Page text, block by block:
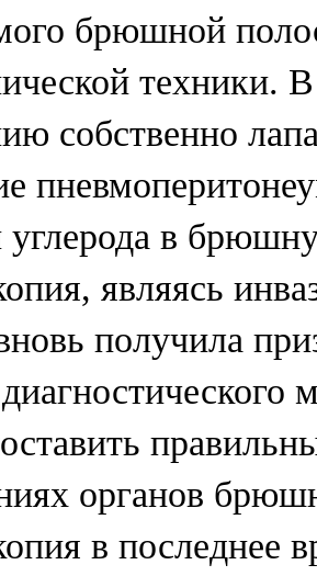
брюшной
техники.
собственно
углерода в
являясь
получила
органов
в последнее